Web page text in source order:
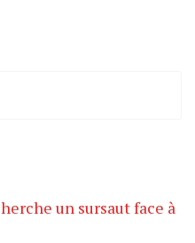
un sursaut face à